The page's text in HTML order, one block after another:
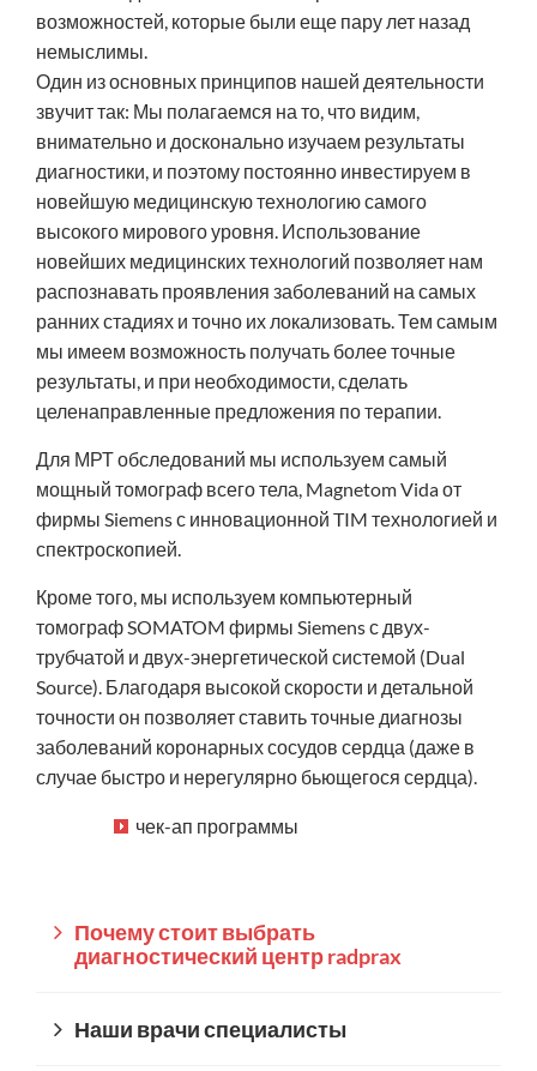
возможностей, которые были еще пару лет назад
немыслимы.
Один из основных принципов нашей деятельности
звучит так: Мы полагаемся на то, что видим,
внимательно и досконально изучаем результаты
диагностики, и поэтому постоянно инвестируем в
новейшую медицинскую технологию самого
высокого мирового уровня. Использование
новейших медицинских технологий позволяет нам
распознавать проявления заболеваний на самых
ранних стадиях и точно их локализовать. Тем самым
мы имеем возможность получать более точные
результаты, и при необходимости, сделать
целенаправленные предложения по терапии.
Для МРТ обследований мы используем самый
мощный томограф всего тела, Magnetom Vida от
фирмы Siemens с инновационной TIM технологией и
спектроскопией.
Кроме того, мы используем компьютерный
томограф SOMATOM фирмы Siemens с двух-
трубчатой и двух-энергетической системой (Dual
Source). Благодаря высокой скорости и детальной
точности он позволяет ставить точные диагнозы
заболеваний коронарных сосудов сердца (даже в
случае быстро и нерегулярно бьющегося сердца).
чек-ап программы
Почему стоит выбрать
диагностический центр radprax
Наши врачи специалисты